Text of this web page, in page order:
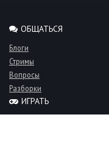
ОБЩАТЬСЯ
Блоги
Стримы
Вопросы
Разборки
ИГРАТЬ